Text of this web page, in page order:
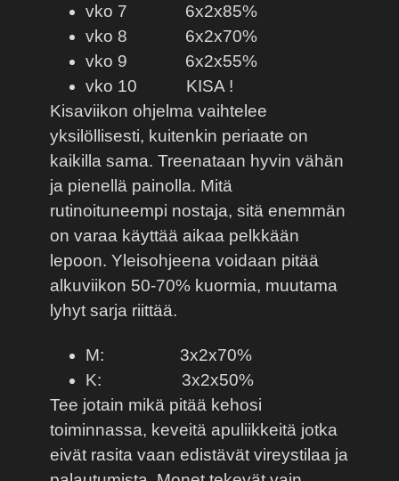
vko 7
6x2x85%
vko 8
6x2x70%
vko 9
6x2x55%
vko 10
KISA !
Kisaviikon ohjelma vaihtelee
yksilöllisesti, kuitenkin periaate on
kaikilla sama. Treenataan hyvin vähän
ja pienellä painolla. Mitä
rutinoituneempi nostaja, sitä enemmän
on varaa käyttää aikaa pelkkään
lepoon. Yleisohjeena voidaan pitää
alkuviikon 50-70% kuormia, muutama
lyhyt sarja riittää.
M:
3x2x70%
K:
3x2x50%
Tee jotain mikä pitää kehosi
toiminnassa, keveitä apuliikkeitä jotka
eivät rasita vaan edistävät vireystilaa ja